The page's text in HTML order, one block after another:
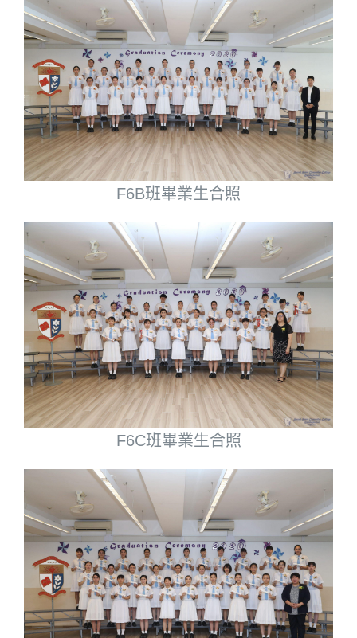
F6B班畢業生合照
F6C班畢業生合照